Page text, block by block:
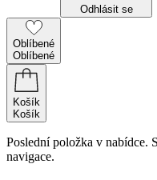
Odhlásit se
Oblíbené
Oblíbené
Košík
Košík
Poslední položka v nabídce.
navigace.